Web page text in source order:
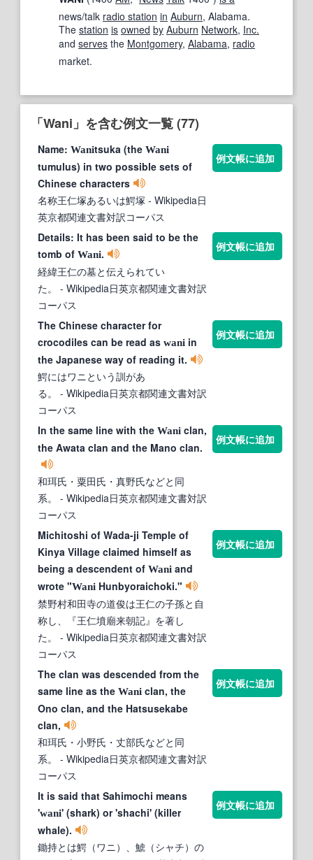
news/talk radio station in Auburn, Alabama.
The station is owned by Auburn Network, Inc.
and serves the Montgomery, Alabama, radio
market.
「Wani」を含む例文一覧 (77)
Name: Wanitsuka (the Wani
tumulus) in two possible sets of
Chinese characters
名称王仁塚あるいは鰐塚 - Wikipedia日
英京都関連文書対訳コーパス
例文帳に追加
Details: It has been said to be the
tomb of Wani.
経緯王仁の墓と伝えられてい
た。
- Wikipedia日英京都関連文書対訳
コーパス
例文帳に追加
The Chinese character for
crocodiles can be read as wani in
the Japanese way of reading it.
鰐にはワニという訓があ
る。
- Wikipedia日英京都関連文書対訳
コーパス
例文帳に追加
In the same line with the Wani clan,
the Awata clan and the Mano clan.
和珥氏・粟田氏・真野氏などと同
系。
- Wikipedia日英京都関連文書対訳
コーパス
例文帳に追加
Michitoshi of Wada-ji Temple of
Kinya Village claimed himself as
being a descendent of Wani and
wrote "Wani Hunbyoraichoki."
禁野村和田寺の道俊は王仁の子孫と自
称し、『王仁墳廟来朝記』を著し
た。
- Wikipedia日英京都関連文書対訳
コーパス
例文帳に追加
The clan was descended from the
same line as the Wani clan, the
Ono clan, and the Hatsusekabe
clan,
和珥氏・小野氏・丈部氏などと同
系。
- Wikipedia日英京都関連文書対訳
コーパス
例文帳に追加
It is said that Sahimochi means
'wani' (shark) or 'shachi' (killer
whale).
鋤持とは鰐（ワニ）、鯱（シャチ）の
例文帳に追加